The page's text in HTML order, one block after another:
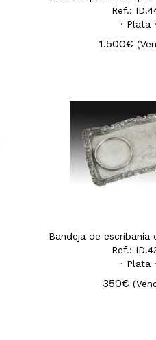
Ref.:
· Plata ·
1.500€
Ref.:
· Plata ·
350€